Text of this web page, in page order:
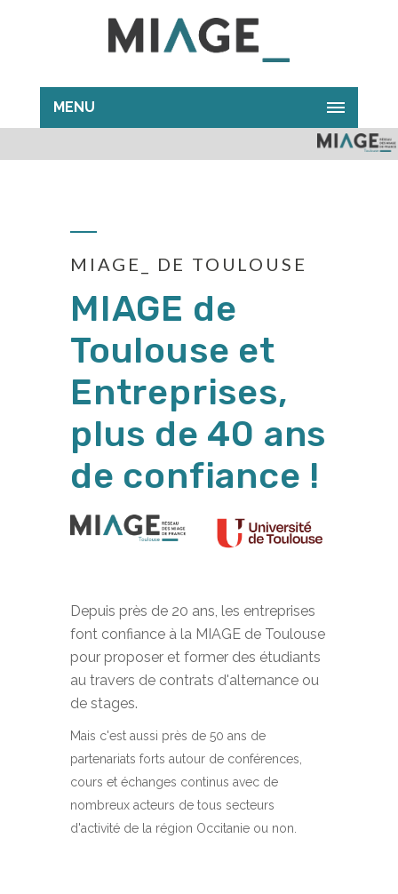
MENU
MIAGE_ DE TOULOUSE
MIAGE de
Toulouse et
Entreprises,
plus de 40 ans
de confiance !
Depuis près de 20 ans, les entreprises
font confiance à la MIAGE de Toulouse
pour proposer et former des étudiants
au travers de contrats d'alternance ou
de stages.
Mais c'est aussi près de 50 ans de
partenariats forts autour de conférences,
cours et échanges continus avec de
nombreux acteurs de tous secteurs
d'activité de la région Occitanie ou non.